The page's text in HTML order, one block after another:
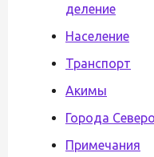
деление
Население
Транспорт
Акимы
Города
Примечания